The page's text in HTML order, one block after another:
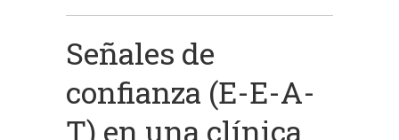
Señales de
confianza (E-E-A-
T) en una clínica